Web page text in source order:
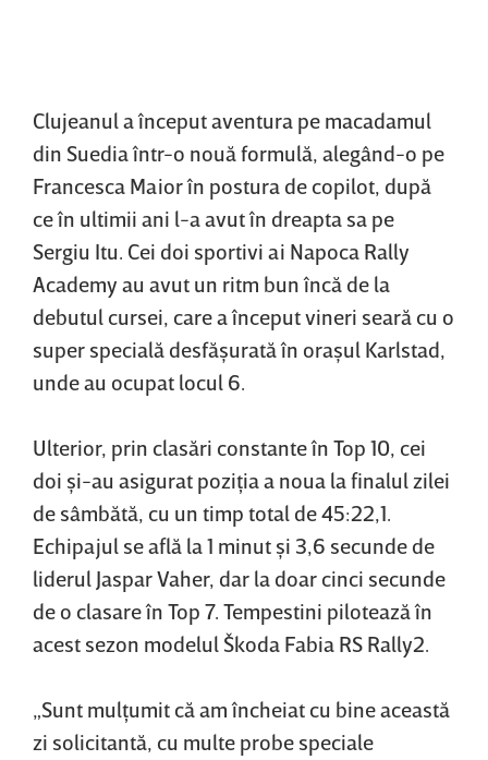
Clujeanul a început aventura pe macadamul
din Suedia într-o nouă formulă, alegând-o pe
Francesca Maior în postura de copilot, după
ce în ultimii ani l-a avut în dreapta sa pe
Sergiu Itu. Cei doi sportivi ai Napoca Rally
Academy au avut un ritm bun încă de la
debutul cursei, care a început vineri seară cu o
super specială desfăşurată în oraşul Karlstad,
unde au ocupat locul 6.
Ulterior, prin clasări constante în Top 10, cei
doi şi-au asigurat poziţia a noua la finalul zilei
de sâmbătă, cu un timp total de 45:22,1.
Echipajul se află la 1 minut şi 3,6 secunde de
liderul Jaspar Vaher, dar la doar cinci secunde
de o clasare în Top 7. Tempestini pilotează în
acest sezon modelul Škoda Fabia RS Rally2.
„Sunt mulţumit că am încheiat cu bine această
zi solicitantă, cu multe probe speciale